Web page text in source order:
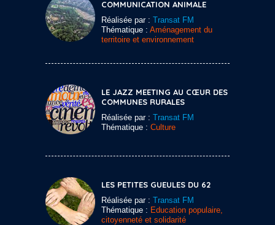
COMMUNICATION ANIMALE
Réalisée par : Transat FM
Thématique : Aménagement du
territoire et environnement
LE JAZZ MEETING AU CŒUR DES
COMMUNES RURALES
Réalisée par : Transat FM
Thématique : Culture
LES PETITES GUEULES DU 62
Réalisée par : Transat FM
Thématique : Education populaire,
citoyenneté et solidarité